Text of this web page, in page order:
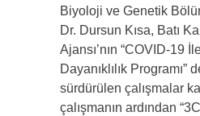
Biyoloji ve Genetik
Dr. Dursun Kısa, Batı
Ajansı’nın “COVID-19
Dayanıklılık Programı”
sürdürülen çalışmalar
çalışmanın ardından